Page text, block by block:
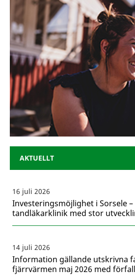
AKTUELLT
16 juli 2026
Investeringsmöjlighet i Sorsele
tandläkarklinik med stor
14 juli 2026
Information gällande utskrivna
fjärrvärmen maj 2026 med